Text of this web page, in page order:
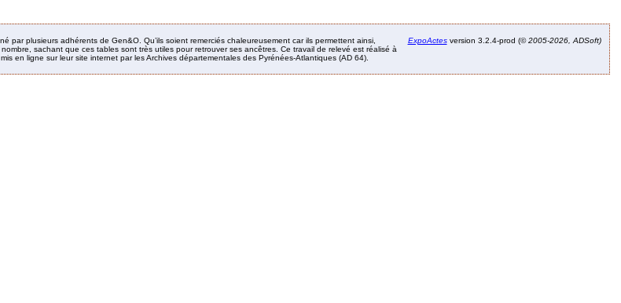
par plusieurs adhérents de Gen&O. Qu’ils soient remerciés chaleureusement car ils permettent ainsi,
sachant que ces tables sont très utiles pour retrouver ses ancêtres. Ce travail de relevé est réalisé à
en ligne sur leur site internet par les Archives départementales des Pyrénées-Atlantiques (AD 64).
ExpoActesversion 3.2.4-prod (©2005-2026, ADSoft)